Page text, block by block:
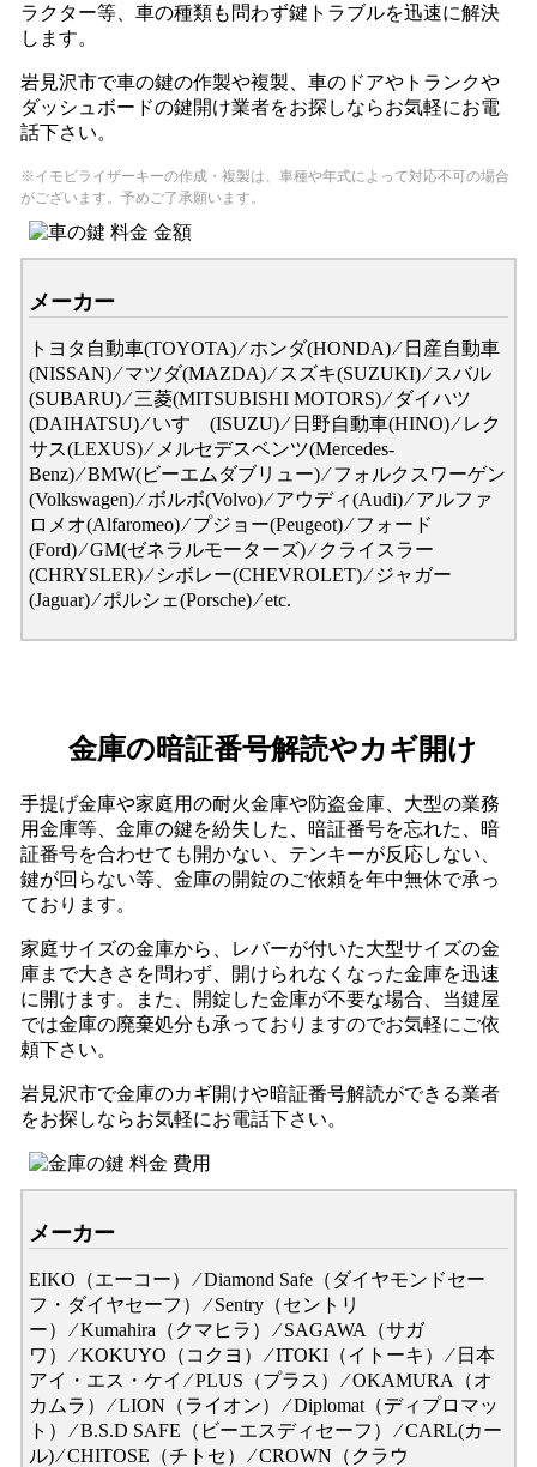
ラクター等、車の種類も問わず鍵トラブルを迅速に解決
します。
岩見沢市で車の鍵の作製や複製、車のドアやトランクや
ダッシュボードの鍵開け業者をお探しならお気軽にお電
話下さい。
※イモビライザーキーの作成・複製は、車種や年式によって対応不可の場合
がございます。予めご了承願います。
メーカー
トヨタ自動車(TOYOTA) ⁄ ホンダ(HONDA) ⁄ 日産自動車
(NISSAN) ⁄ マツダ(MAZDA) ⁄ スズキ(SUZUKI) ⁄ スバル
(SUBARU) ⁄ 三菱(MITSUBISHI MOTORS) ⁄ ダイハツ
(DAIHATSU) ⁄ いすゞ(ISUZU) ⁄ 日野自動車(HINO) ⁄ レク
サス(LEXUS) ⁄ メルセデスベンツ(Mercedes-
Benz) ⁄ BMW(ビーエムダブリュー) ⁄ フォルクスワーゲン
(Volkswagen) ⁄ ボルボ(Volvo) ⁄ アウディ(Audi) ⁄ アルファ
ロメオ(Alfaromeo) ⁄ プジョー(Peugeot) ⁄ フォード
(Ford) ⁄ GM(ゼネラルモーターズ) ⁄ クライスラー
(CHRYSLER) ⁄ シボレー(CHEVROLET) ⁄ ジャガー
(Jaguar) ⁄ ポルシェ(Porsche) ⁄ etc.
金庫の暗証番号解読やカギ開け
手提げ金庫や家庭用の耐火金庫や防盗金庫、大型の業務
用金庫等、金庫の鍵を紛失した、暗証番号を忘れた、暗
証番号を合わせても開かない、テンキーが反応しない、
鍵が回らない等、金庫の開錠のご依頼を年中無休で承っ
ております。
家庭サイズの金庫から、レバーが付いた大型サイズの金
庫まで大きさを問わず、開けられなくなった金庫を迅速
に開けます。また、開錠した金庫が不要な場合、当鍵屋
では金庫の廃棄処分も承っておりますのでお気軽にご依
頼下さい。
岩見沢市で金庫のカギ開けや暗証番号解読ができる業者
をお探しならお気軽にお電話下さい。
メーカー
EIKO（エーコー） ⁄ Diamond Safe（ダイヤモンドセー
フ・ダイヤセーフ） ⁄ Sentry（セントリ
ー） ⁄ Kumahira（クマヒラ） ⁄ SAGAWA（サガ
ワ） ⁄ KOKUYO（コクヨ） ⁄ ITOKI（イトーキ） ⁄ 日本
アイ・エス・ケイ ⁄ PLUS（プラス） ⁄ OKAMURA（オ
カムラ） ⁄ LION（ライオン） ⁄ Diplomat（ディプロマッ
ト） ⁄ B.S.D SAFE（ビーエスディセーフ） ⁄ CARL(カー
ル) ⁄ CHITOSE（チトセ） ⁄ CROWN（クラウ